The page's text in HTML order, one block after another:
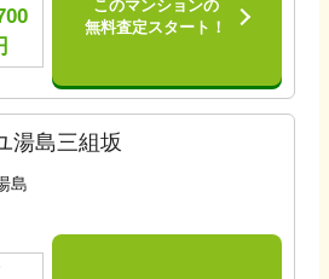
このマンションの
無料査定スタート！
湯島三組坂
島